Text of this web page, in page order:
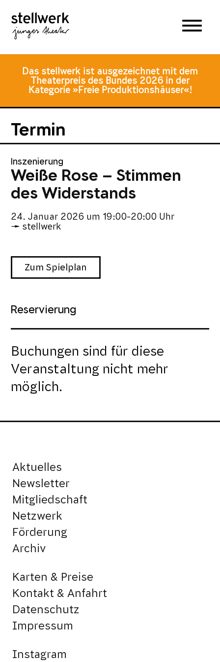
Hauptmenü
Inhalt
springen
Fusszeile
springen
Das stellwerk ist ausgezeichnet mit dem
Theaterpreis des Bundes 2026 in der
Kategorie »Freie Produktionshäuser«!
Termin
Inszenierung
Weiße Rose – Stimmen
des Widerstands
24. Januar 2026 um 19:00-20:00 Uhr
stellwerk
Zum Spielplan
Reservierung
Buchungen sind für diese
Veranstaltung nicht mehr
möglich.
Aktuelles
Newsletter
Mitgliedschaft
Netzwerk
Förderung
Archiv
Karten & Preise
Kontakt & Anfahrt
Datenschutz
Impressum
Instagram